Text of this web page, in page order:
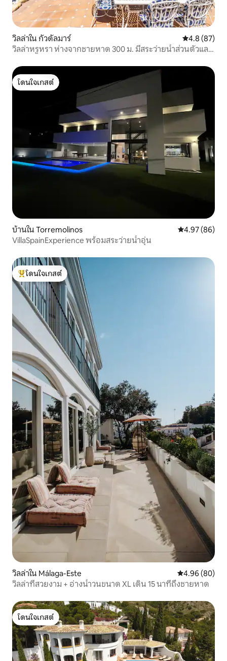
วิลล่าใน กัวดัลมาร์ คะแนนเฉลี่ย
4.8 (87)
วิลล่าหรูหรา ห่างจากชายหาด 300 ม. มีสระว่ายน้ำส่วนตัวและ
โดนใจเกสต์
โดนใจเกสต์
บ้านใน Torremolinos คะแนนเฉลี่ย
4.97 (86)
VillaSpainExperience พร้อมสระว่ายน้ำอุ่น
โดนใจเกสต์ที่สุด
โดนใจเกสต์
วิลล่าใน Málaga-Este คะแนนเฉลี่ย
4.96 (80)
วิลล่าที่สวยงาม + อ่างน้ำวนขนาด XL เดิน 15 นาทีถึงชายหาด
โดนใจเกสต์
โดนใจเกสต์